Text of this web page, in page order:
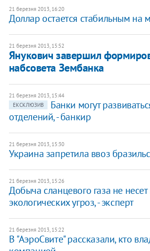
21 березня 2013, 16:20
Доллар остается стабильным на
21 березня 2013, 15:52
​Янукович завершил
набсовета Зембанка
21 березня 2013, 15:44
ЕКСКЛЮЗИВ
Банки могут
отделений, - банкир
21 березня 2013, 15:30
Украина запретила ввоз
21 березня 2013, 15:26
Добыча сланцевого газа не
экологических угроз, - эксперт
21 березня 2013, 15:22
В "АэроСвите" рассказали, кто